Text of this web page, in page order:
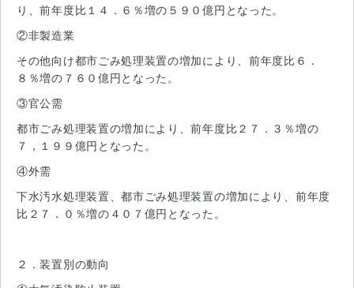
り、前年度比１４．６％増の５９０億円となった。
②非製造業
その他向け都市ごみ処理装置の増加により、前年度比６．
８％増の７６０億円となった。
③官公需
都市ごみ処理装置の増加により、前年度比２７．３％増の
７，１９９億円となった。
④外需
下水汚水処理装置、都市ごみ処理装置の増加により、前年度
比２７．０％増の４０７億円となった。
２．装置別の動向